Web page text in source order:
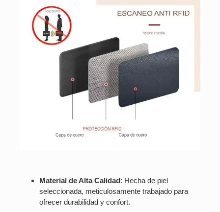
Material de Alta Calidad: Hecha de piel
seleccionada, meticulosamente trabajado para
ofrecer durabilidad y confort.